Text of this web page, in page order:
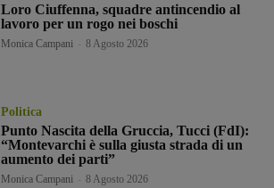
Loro Ciuffenna, squadre antincendio al
lavoro per un rogo nei boschi
Monica Campani 8 Agosto 2026
Politica
Punto Nascita della Gruccia, Tucci (FdI):
“Montevarchi è sulla giusta strada di un
aumento dei parti”
Monica Campani 8 Agosto 2026